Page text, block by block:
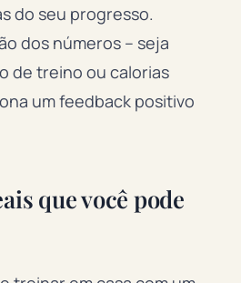
do seu progresso.
dos números – seja
de treino ou calorias
um feedback positivo
que você pode